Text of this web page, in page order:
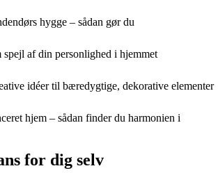
hygge – sådan gør du
spejl af din personlighed i hjemmet
idéer til bæredygtige, dekorative elementer
hjem – sådan finder du harmonien i
for dig selv